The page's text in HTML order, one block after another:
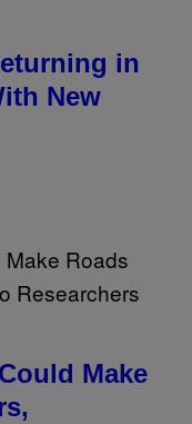
in
New
Make